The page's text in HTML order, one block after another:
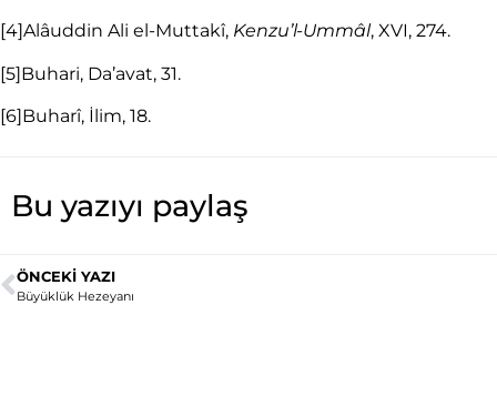
[4]Alâuddin Ali el-Muttakî, Kenzu’l-Ummâl, XVI, 274.
[5]Buhari, Da’avat, 31.
[6]Buharî, İlim, 18.
Bu yazıyı paylaş
ÖNCEKI YAZI
Büyüklük Hezeyanı